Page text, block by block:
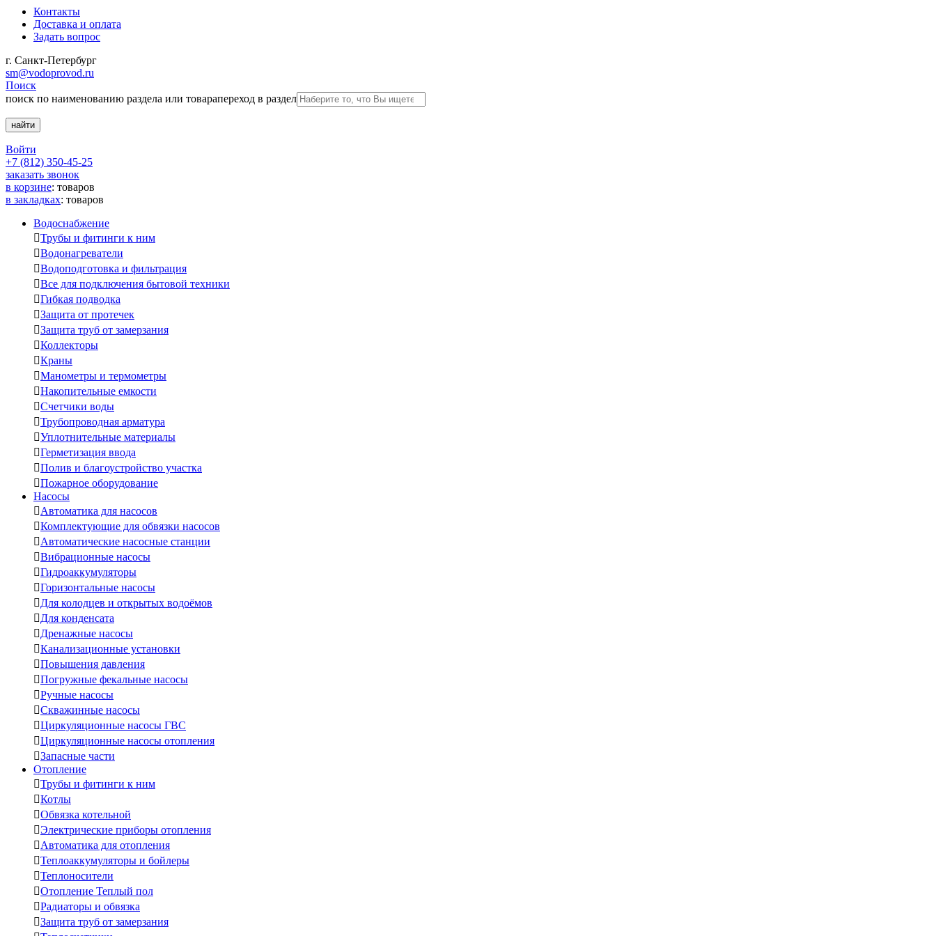
Контакты
Доставка и оплата
Задать вопрос
г. Санкт-Петербург
sm@vodoprovod.ru
Поиск
поиск по наименованию раздела или товарапереход в раздел
Войти
+7 (812) 350-45-25
заказать звонок
в корзине: товаров
в закладках: товаров
Водоснабжение
Трубы и фитинги к ним
Водонагреватели
Водоподготовка и фильтрация
Все для подключения бытовой техники
Гибкая подводка
Защита от протечек
Защита труб от замерзания
Коллекторы
Краны
Манометры и термометры
Накопительные емкости
Счетчики воды
Трубопроводная арматура
Уплотнительные материалы
Герметизация ввода
Полив и благоустройство участка
Пожарное оборудование
Насосы
Автоматика для насосов
Комплектующие для обвязки насосов
Автоматические насосные станции
Вибрационные насосы
Гидроаккумуляторы
Горизонтальные насосы
Для колодцев и открытых водоёмов
Для конденсата
Дренажные насосы
Канализационные установки
Повышения давления
Погружные фекальные насосы
Ручные насосы
Скважинные насосы
Циркуляционные насосы ГВС
Циркуляционные насосы отопления
Запасные части
Отопление
Трубы и фитинги к ним
Котлы
Обвязка котельной
Электрические приборы отопления
Автоматика для отопления
Теплоаккумуляторы и бойлеры
Теплоносители
Отопление Теплый пол
Радиаторы и обвязка
Защита труб от замерзания